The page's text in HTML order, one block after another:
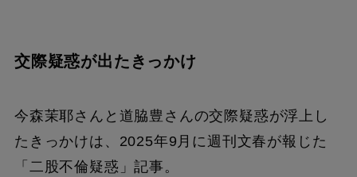
交際疑惑が出たきっかけ
今森茉耶さんと道脇豊さんの交際疑惑が浮上し
たきっかけは、2025年9月に週刊文春が報じた
「二股不倫疑惑」記事。